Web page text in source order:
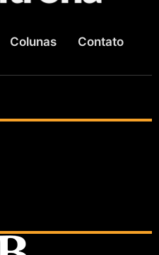
Colunas Contato